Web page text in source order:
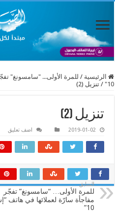
الرئيسية / للمرة الأولى... "سامسونغ"
10"
/ تنزيل (2)
تنزيل (2)
2019-01-02 اضف تعليق
السابق
للمرة الأولى… “سامسونغ” تفجّر
مفاجأة سارّة لعملائها في هاتف
10”